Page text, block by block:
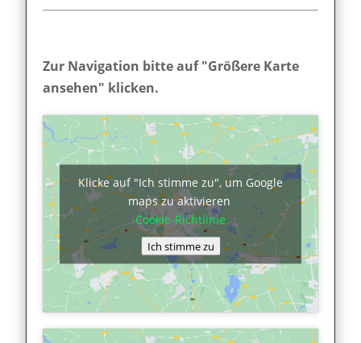
Zur Navigation bitte auf "Größere Karte
ansehen" klicken.
Klicke auf "Ich stimme zu", um Google
maps zu aktivieren
Cookie-Richtlinie
Ich stimme zu